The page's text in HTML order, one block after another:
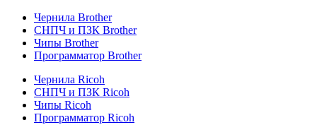
Чернила Brother
СНПЧ и ПЗК Brother
Чипы Brother
Программатор Brother
Чернила Ricoh
СНПЧ и ПЗК Ricoh
Чипы Ricoh
Программатор Ricoh